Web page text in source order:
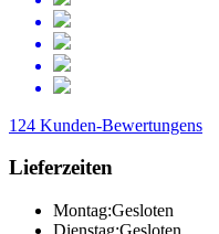
124 Kunden-Bewertungens
Lieferzeiten
Montag:Gesloten
Dienstag:Gesloten